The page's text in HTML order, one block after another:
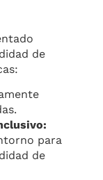
de
para
de